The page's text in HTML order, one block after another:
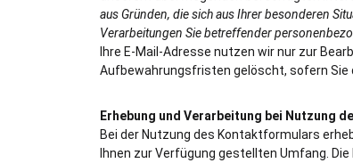
aus Gründen, die sich aus Ihrer besonderen
Verarbeitungen Sie betreffender
Ihre E-Mail-Adresse nutzen wir nur zur
Aufbewahrungsfristen gelöscht, sofern Sie
Erhebung und Verarbeitung bei Nutzung
Bei der Nutzung des Kontaktformulars
Ihnen zur Verfügung gestellten Umfang.